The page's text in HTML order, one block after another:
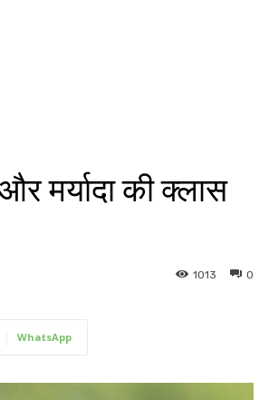
मर्यादा की क्लास
0
1013
WhatsApp